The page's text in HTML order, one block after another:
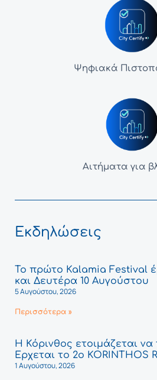
Ψηφιακά
Αιτήματα για
Εκδηλώσεις
Το πρώτο Kalamia Festival
και Δευτέρα 10 Αυγούστου
5 Αυγούστου, 2026
Περισσότερα »
Η Κόρινθος ετοιμάζεται να
Έρχεται το 2ο KORINTHOS
1 Αυγούστου, 2026